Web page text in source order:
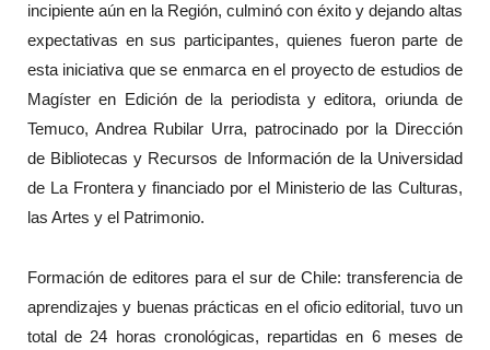
incipiente aún en la Región, culminó con éxito y dejando altas
expectativas en sus participantes, quienes fueron parte de
esta iniciativa que se enmarca en el proyecto de estudios de
Magíster en Edición de la periodista y editora, oriunda de
Temuco, Andrea Rubilar Urra, patrocinado por la Dirección
de Bibliotecas y Recursos de Información de la Universidad
de La Frontera y financiado por el Ministerio de las Culturas,
las Artes y el Patrimonio.
Formación de editores para el sur de Chile: transferencia de
aprendizajes y buenas prácticas en el oficio editorial, tuvo un
total de 24 horas cronológicas, repartidas en 6 meses de